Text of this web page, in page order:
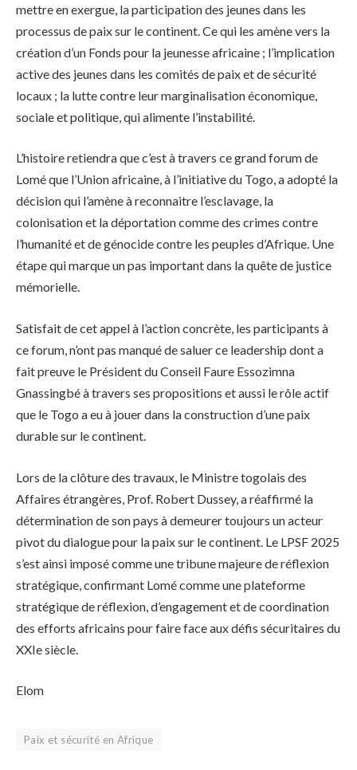
mettre en exergue, la participation des jeunes dans les
processus de paix sur le continent. Ce qui les amène vers la
création d’un Fonds pour la jeunesse africaine ; l’implication
active des jeunes dans les comités de paix et de sécurité
locaux ; la lutte contre leur marginalisation économique,
sociale et politique, qui alimente l’instabilité.
L’histoire retiendra que c’est à travers ce grand forum de
Lomé que l’Union africaine, à l’initiative du Togo, a adopté la
décision qui l’amène à reconnaitre l’esclavage, la
colonisation et la déportation comme des crimes contre
l’humanité et de génocide contre les peuples d’Afrique. Une
étape qui marque un pas important dans la quête de justice
mémorielle.
Satisfait de cet appel à l’action concrète, les participants à
ce forum, n’ont pas manqué de saluer ce leadership dont a
fait preuve le Président du Conseil Faure Essozimna
Gnassingbé à travers ses propositions et aussi le rôle actif
que le Togo a eu à jouer dans la construction d’une paix
durable sur le continent.
Lors de la clôture des travaux, le Ministre togolais des
Affaires étrangères, Prof. Robert Dussey, a réaffirmé la
détermination de son pays à demeurer toujours un acteur
pivot du dialogue pour la paix sur le continent. Le LPSF 2025
s’est ainsi imposé comme une tribune majeure de réflexion
stratégique, confirmant Lomé comme une plateforme
stratégique de réflexion, d’engagement et de coordination
des efforts africains pour faire face aux défis sécuritaires du
XXIe siècle.
Elom
Paix et sécurité en Afrique